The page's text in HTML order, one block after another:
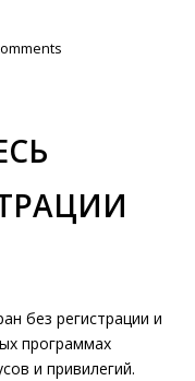
без регистрации и
программах
и привилегий.